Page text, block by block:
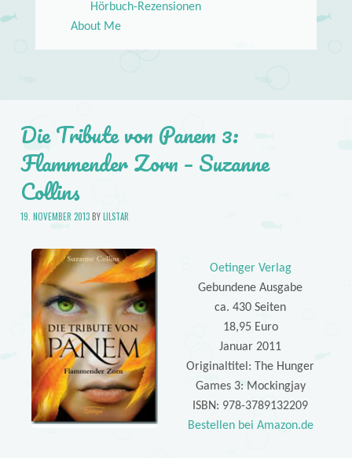
Hörbuch-Rezensionen
About Me
Die Tribute von Panem 3:
Flammender Zorn – Suzanne
Collins
19. NOVEMBER 2013BYLILSTAR
Oetinger Verlag
Gebundene Ausgabe
ca. 430 Seiten
18,95 Euro
Januar 2011
Originaltitel: The Hunger
Games 3: Mockingjay
ISBN: 978-3789132209
Bestellen bei Amazon.de